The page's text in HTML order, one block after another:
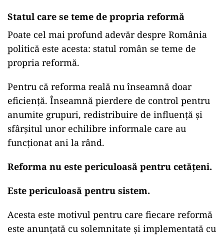
Statul care se teme de propria reformă
Poate cel mai profund adevăr despre România
politică este acesta: statul român se teme de
propria reformă.
Pentru că reforma reală nu înseamnă doar
eficiență. Înseamnă pierdere de control pentru
anumite grupuri, redistribuire de influență și
sfârșitul unor echilibre informale care au
funcționat ani la rând.
Reforma nu este periculoasă pentru cetățeni.
Este periculoasă pentru sistem.
Acesta este motivul pentru care fiecare reformă
este anunțată cu solemnitate și implementată cu